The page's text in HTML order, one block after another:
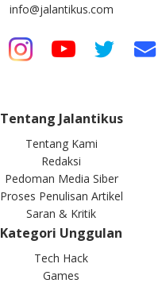
info@jalantikus.com
Tentang Jalantikus
Tentang Kami
Redaksi
Pedoman Media Siber
Proses Penulisan Artikel
Saran & Kritik
Kategori Unggulan
Tech Hack
Games